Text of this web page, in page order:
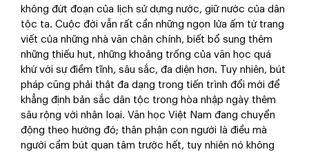
không đứt đoạn của lịch sử dựng nước, giữ nước của dân
tộc ta. Cuộc đời vẫn rất cần những ngọn lửa ấm từ trang
viết của những nhà văn chân chính, biết bổ sung thêm
những thiếu hụt, những khoảng trống của văn học quá
khứ với sự điềm tĩnh, sâu sắc, đa diện hơn. Tuy nhiên, bút
pháp cũng phải thật đa dạng trong tiến trình đổi mới để
khẳng định bản sắc dân tộc trong hòa nhập ngày thêm
sâu rộng với nhân loại. Văn học Việt Nam đang chuyển
động theo hướng đó; thân phận con người là điều mà
người cầm bút quan tâm trước hết, tuy nhiên nó không